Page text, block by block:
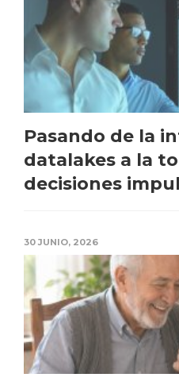
Pasando de la
datalakes a la
decisiones
30 JUNIO, 2026